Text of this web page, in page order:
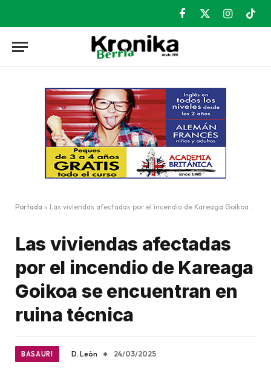
Facebook
X
Instagram
Portada » Las viviendas afectadas por el incendio de Kareaga Goikoa se encuentran en ruina técnica
Las viviendas afectadas
por el incendio de Kareaga
Goikoa se encuentran en
ruina técnica
BASAURI D. León 24/03/2025